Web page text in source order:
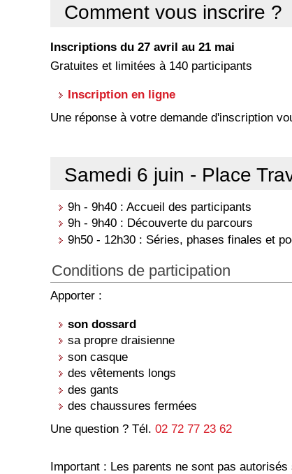
Comment vous inscrire ?
Inscriptions du 27 avril au 21 mai
Gratuites et limitées à 140 participants
Inscription en ligne
Une réponse à votre demande d'inscription
Samedi 6 juin - Place
9h - 9h40 : Accueil des participants
9h - 9h40 : Découverte du parcours
9h50 - 12h30 : Séries, phases finales et
Conditions de participation
Apporter :
son dossard
sa propre draisienne
son casque
des vêtements longs
des gants
des chaussures fermées
Une question ? Tél. 02 72 77 23 62
Important : Les parents ne sont pas